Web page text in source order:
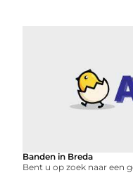
Banden in Breda
Bent u op zoek naar een